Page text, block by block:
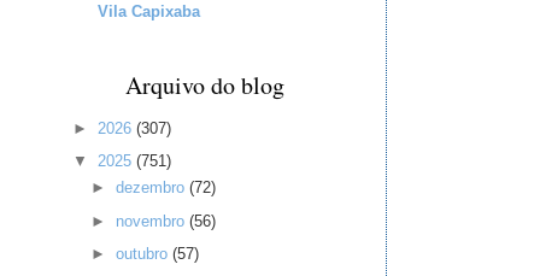
Vila Capixaba
Arquivo do blog
► 2026 (307)
▼ 2025 (751)
►dezembro(72)
► novembro(56)
►outubro(57)